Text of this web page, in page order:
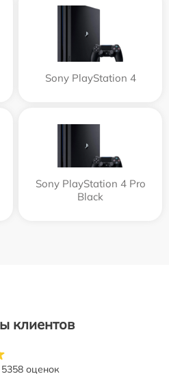
Sony PlayStation 4
Sony PlayStation 4 Pro
Black
клиентов
5358 оценок